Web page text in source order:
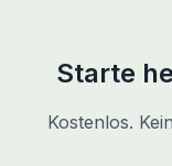
Starte
Kostenlos.